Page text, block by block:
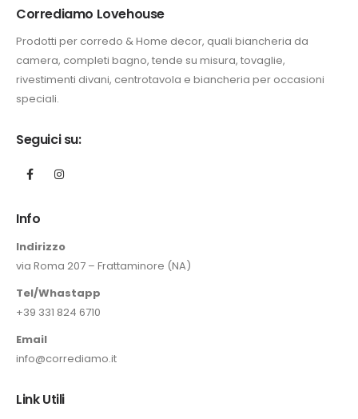
Corrediamo Lovehouse
Prodotti per corredo & Home decor, quali biancheria da
camera, completi bagno, tende su misura, tovaglie,
rivestimenti divani, centrotavola e biancheria per occasioni
speciali.
Seguici su:
Info
Indirizzo
via Roma 207 – Frattaminore (NA)
Tel/Whastapp
+39 331 824 6710
Email
info@corrediamo.it
Link Utili